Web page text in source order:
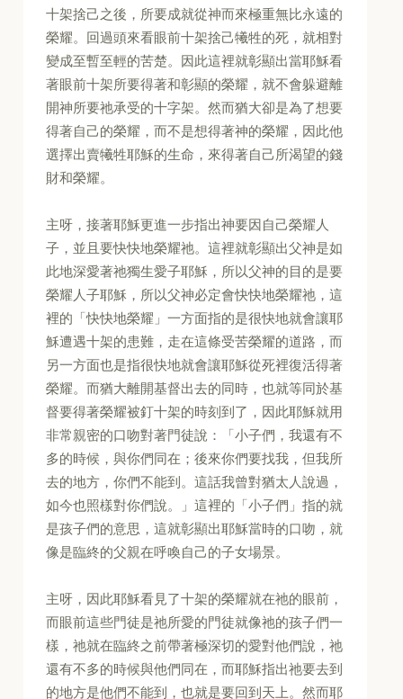
十架捨己之後，所要成就從神而來極重無比永遠的
榮耀。回過頭來看眼前十架捨己犧牲的死，就相對
變成至暫至輕的苦楚。因此這裡就彰顯出當耶穌看
著眼前十架所要得著和彰顯的榮耀，就不會躲避離
開神所要祂承受的十字架。然而猶大卻是為了想要
得著自己的榮耀，而不是想得著神的榮耀，因此他
選擇出賣犧牲耶穌的生命，來得著自己所渴望的錢
財和榮耀。
主呀，接著耶穌更進一步指出神要因自己榮耀人
子，並且要快快地榮耀祂。這裡就彰顯出父神是如
此地深愛著祂獨生愛子耶穌，所以父神的目的是要
榮耀人子耶穌，所以父神必定會快快地榮耀祂，這
裡的「快快地榮耀」一方面指的是很快地就會讓耶
穌遭遇十架的患難，走在這條受苦榮耀的道路，而
另一方面也是指很快地就會讓耶穌從死裡復活得著
榮耀。而猶大離開基督出去的同時，也就等同於基
督要得著榮耀被釘十架的時刻到了，因此耶穌就用
非常親密的口吻對著門徒說：「小子們，我還有不
多的時候，與你們同在；後來你們要找我，但我所
去的地方，你們不能到。這話我曾對猶太人說過，
如今也照樣對你們說。」這裡的「小子們」指的就
是孩子們的意思，這就彰顯出耶穌當時的口吻，就
像是臨終的父親在呼喚自己的子女場景。
主呀，因此耶穌看見了十架的榮耀就在祂的眼前，
而眼前這些門徒是祂所愛的門徒就像祂的孩子們一
樣，祂就在臨終之前帶著極深切的愛對他們說，祂
還有不多的時候與他們同在，而耶穌指出祂要去到
的地方是他們不能到，也就是要回到天上。然而耶